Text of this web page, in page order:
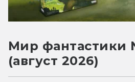
Мир фантастики
(август 2026)